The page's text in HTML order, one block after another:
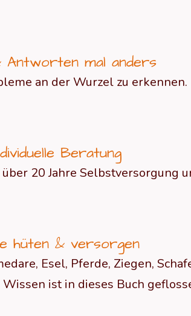
Antworten mal anders
an der Wurzel zu
Beratung
20 Jahre Selbstversorgung
hüten & versorgen
Esel, Pferde, Ziegen,
ist in dieses Buch